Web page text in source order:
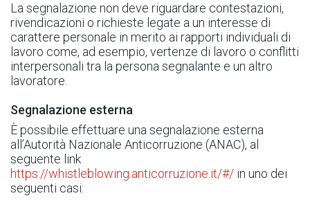
La segnalazione non deve riguardare contestazioni,
rivendicazioni o richieste legate a un interesse di
carattere personale in merito ai rapporti individuali di
lavoro come, ad esempio, vertenze di lavoro o conflitti
interpersonali tra la persona segnalante e un altro
lavoratore.
Segnalazione esterna
È possibile effettuare una segnalazione esterna
all’Autorità Nazionale Anticorruzione (ANAC), al
seguente link
https://whistleblowing.anticorruzione.it/#/ in uno dei
seguenti casi: